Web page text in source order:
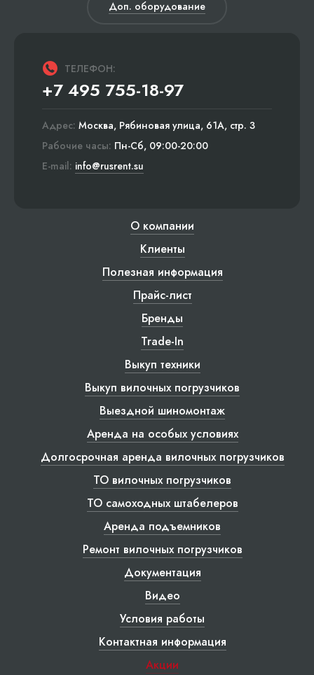
Доп. оборудование
ТЕЛЕФОН:
+7 495 755-18-97
Адрес: Москва, Рябиновая улица, 61А, стр. 3
Рабочие часы: Пн-Сб, 09:00-20:00
E-mail: info@rusrent.su
О компании
Клиенты
Полезная информация
Прайс-лист
Бренды
Trade-In
Выкуп техники
Выкуп вилочных погрузчиков
Выездной шиномонтаж
Аренда на особых условиях
Долгосрочная аренда вилочных погрузчиков
ТО вилочных погрузчиков
ТО самоходных штабелеров
Аренда подъемников
Ремонт вилочных погрузчиков
Документация
Видео
Условия работы
Контактная информация
Акции